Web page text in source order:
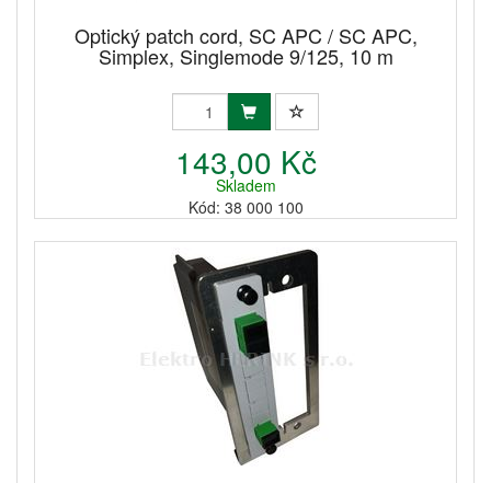
Optický patch cord, SC APC / SC APC,
Simplex, Singlemode 9/125, 10 m
143,00 Kč
Skladem
Kód: 38 000 100